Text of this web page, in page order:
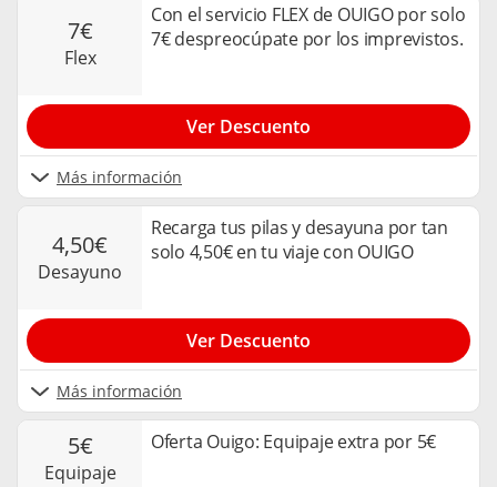
7€
flex
Con el servicio FLEX de OUIGO por solo
7€ despreocúpate por los imprevistos.
Más información
Ver Descuento
4,50€
desayuno
Recarga tus pilas y desayuna por tan
solo 4,50€ en tu viaje con OUIGO
Más información
Ver Descuento
5€
equipaje
Oferta Ouigo: Equipaje extra por 5€